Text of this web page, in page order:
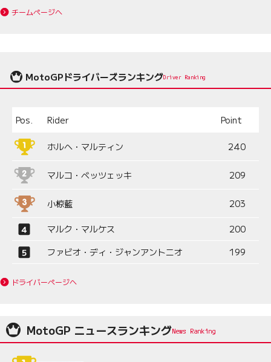
チームページへ
MotoGPドライバーズランキングDriver Ranking
Pos. Rider Point
ホルヘ・マルティン 240
マルコ・ベッツェッキ 209
小椋藍 203
マルク・マルケス
200
ファビオ・ディ・ジャンアントニオ
199
ドライバーページへ
MotoGP ニュースランキング